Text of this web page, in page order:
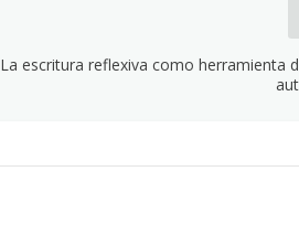
La escritura reflexiva como herramienta